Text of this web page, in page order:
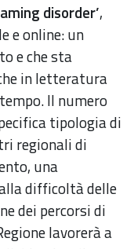
disorder’,
e online: un
e che sta
in letteratura
Il numero
tipologia di
regionali di
una
difficoltà delle
dei percorsi di
lavorerà a